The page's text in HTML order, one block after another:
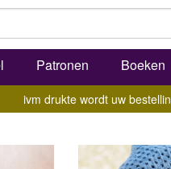
Patronen Boeken
ivm drukte wordt uw